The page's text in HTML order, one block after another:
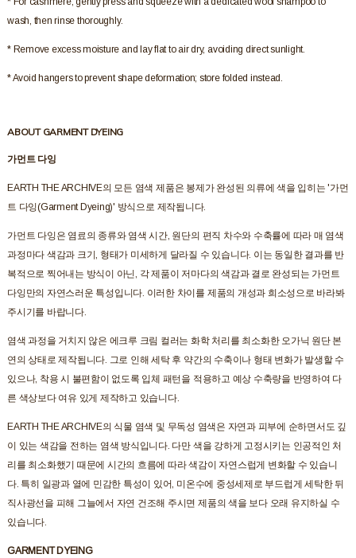
wash, then rinse thoroughly.
* Remove excess moisture and lay flat to air dry, avoiding direct sunlight.
* Avoid hangers to prevent shape deformation; store folded instead.
ABOUT GARMENT DYEING
가먼트 다잉
EARTH THE ARCHIVE의 모든 염색 제품은 봉제가 완성된 의류에 색을 입히는 '가먼
트 다잉(Garment Dyeing)' 방식으로 제작됩니다.
가먼트 다잉은 염료의 종류와 염색 시간, 원단의 편직 차수와 수축률에 따라 매 염색
과정마다 색감과 크기, 형태가 미세하게 달라질 수 있습니다. 이는 동일한 결과를 반
복적으로 찍어내는 방식이 아닌, 각 제품이 저마다의 색감과 결로 완성되는 가먼트
다잉만의 자연스러운 특성입니다. 이러한 차이를 제품의 개성과 희소성으로 바라봐
주시기를 바랍니다.
염색 과정을 거치지 않은 에크루 크림 컬러는 화학 처리를 최소화한 오가닉 원단 본
연의 상태로 제작됩니다. 그로 인해 세탁 후 약간의 수축이나 형태 변화가 발생할 수
있으나, 착용 시 불편함이 없도록 입체 패턴을 적용하고 예상 수축량을 반영하여 다
른 색상보다 여유 있게 제작하고 있습니다.
EARTH THE ARCHIVE의 식물 염색 및 무독성 염색은 자연과 피부에 순하면서도 깊
이 있는 색감을 전하는 염색 방식입니다. 다만 색을 강하게 고정시키는 인공적인 처
리를 최소화했기 때문에 시간의 흐름에 따라 색감이 자연스럽게 변화할 수 있습니
다. 특히 일광과 열에 민감한 특성이 있어, 미온수에 중성세제로 부드럽게 세탁한 뒤
직사광선을 피해 그늘에서 자연 건조해 주시면 제품의 색을 보다 오래 유지하실 수
있습니다.
GARMENT DYEING